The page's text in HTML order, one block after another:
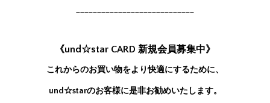
《und☆star CARD 新規会員募集中》
これからのお買い物をより快適にするために、
und☆starのお客様に是非お勧めいたします。